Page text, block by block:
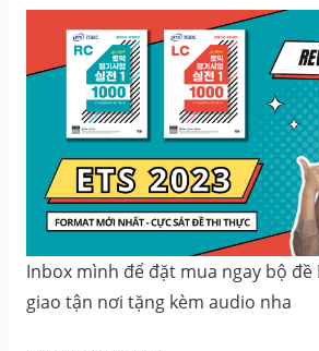
Inbox mình để đặt mua ngay bộ đề
giao tận nơi tặng kèm audio nha